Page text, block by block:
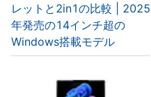
レットと2in1の比較 | 2025
年発売の14インチ超の
Windows搭載モデル